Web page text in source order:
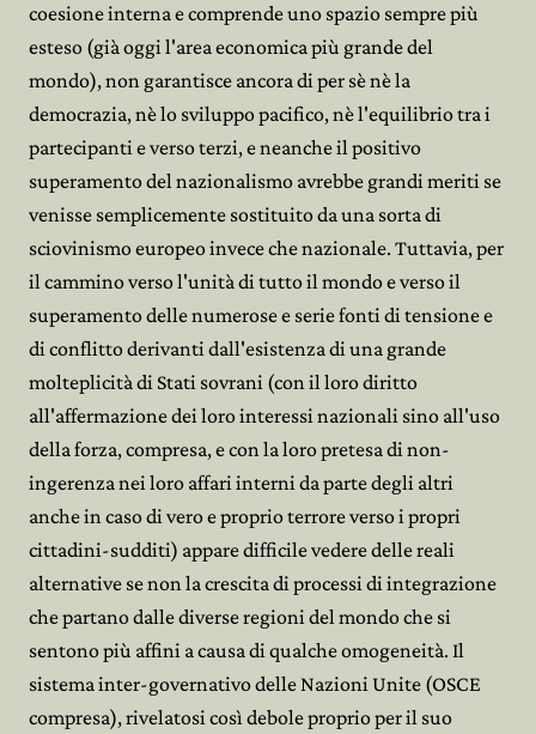
coesione interna e comprende uno spazio sempre più
esteso (già oggi l'area economica più grande del
mondo), non garantisce ancora di per sè nè la
democrazia, nè lo sviluppo pacifico, nè l'equilibrio tra i
partecipanti e verso terzi, e neanche il positivo
superamento del nazionalismo avrebbe grandi meriti se
venisse semplicemente sostituito da una sorta di
sciovinismo europeo invece che nazionale. Tuttavia, per
il cammino verso l'unità di tutto il mondo e verso il
superamento delle numerose e serie fonti di tensione e
di conflitto derivanti dall'esistenza di una grande
molteplicità di Stati sovrani (con il loro diritto
all'affermazione dei loro interessi nazionali sino all'uso
della forza, compresa, e con la loro pretesa di non-
ingerenza nei loro affari interni da parte degli altri
anche in caso di vero e proprio terrore verso i propri
cittadini-sudditi) appare difficile vedere delle reali
alternative se non la crescita di processi di integrazione
che partano dalle diverse regioni del mondo che si
sentono più affini a causa di qualche omogeneità. Il
sistema inter-governativo delle Nazioni Unite (OSCE
compresa), rivelatosi così debole proprio per il suo